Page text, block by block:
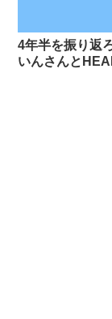
4年半を振り返
いんさんと